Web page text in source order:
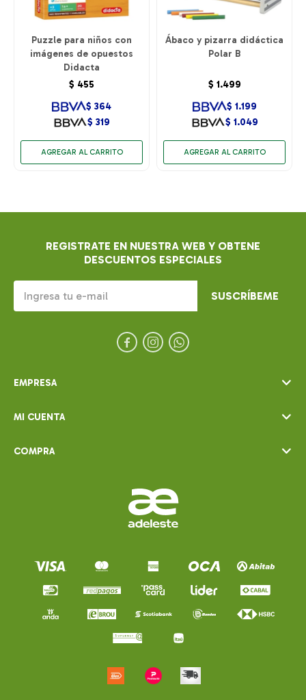
Puzzle para niños con
imágenes de opuestos
Didacta
$ 455
$ 319
$ 364
Ábaco y pizarra didáctica
Polar B
$ 1.499
$ 1.049
$ 1.199
EMPRESA
MI CUENTA
COMPRA
REGISTRATE EN NUESTRA WEB Y OBTENE
DESCUENTOS ESPECIALES
SUSCRÍBEME
  